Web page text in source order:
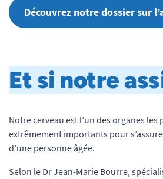
Découvrez notre dossier sur
Et si notre
Notre cerveau est l’un des organes
extrêmement importants pour
d’une personne âgée.
Selon le Dr Jean-Marie Bourre,